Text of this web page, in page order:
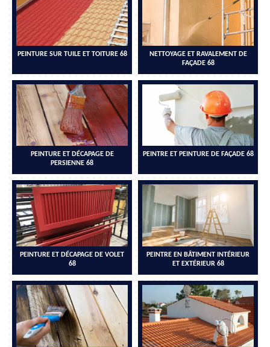
PEINTURE SUR TUILE ET TOITURE 68
NETTOYAGE ET RAVALEMENT DE
FAÇADE 68
PEINTURE ET DÉCAPAGE DE
PERSIENNE 68
PEINTRE ET PEINTURE DE FAÇADE 68
PEINTURE ET DÉCAPAGE DE VOLET
68
PEINTRE EN BÂTIMENT INTÉRIEUR
ET EXTÉRIEUR 68